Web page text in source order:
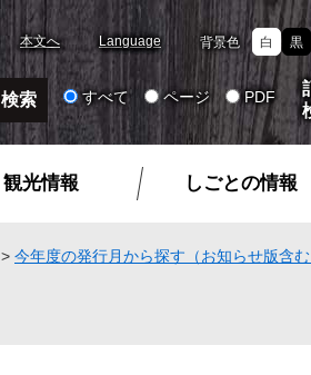
本文へ Language 背景色 白 黒
すべて ページ PDF
観光情報 しごとの情報
> 今年度の発行月から探す（お知らせ版含む